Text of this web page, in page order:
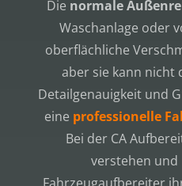
Die normale
Waschanlage oder
oberflächliche
aber sie kann nicht
Detailgenauigkeit und
eine professionelle
Bei der CA
verstehen und